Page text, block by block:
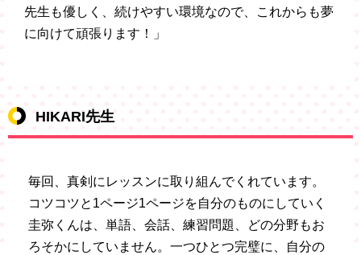
先生も優しく、続けやすい環境なので、これからも夢
に向けて頑張ります！」
HIKARI先生
毎回、真剣にレッスンに取り組んでくれています。
コツコツと1ページ1ページを自分のものにしていく
圭弥くんは、単語、会話、練習問題、どの分野もお
ろそかにしていません。一つひとつ完璧に、自分の